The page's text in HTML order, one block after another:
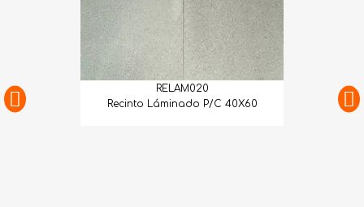
RELAM020
Recinto Láminado P/C 40X60